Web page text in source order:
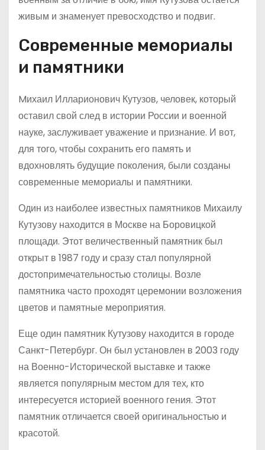
живым и знаменует превосходство и подвиг.
Современные мемориалы
и памятники
Mихаил Илларионович Кутузов, человек, который
оставил свой след в истории России и военной
науке, заслуживает уважение и признание. И вот,
для того, чтобы сохранить его память и
вдохновлять будущие поколения, были созданы
современные мемориалы и памятники.
Один из наиболее известных памятников Михаилу
Кутузову находится в Москве на Боровицкой
площади. Этот величественный памятник был
открыт в 1987 году и сразу стал популярной
достопримечательностью столицы. Возле
памятника часто проходят церемонии возложения
цветов и памятные мероприятия.
Еще один памятник Кутузову находится в городе
Санкт-Петербург. Он был установлен в 2003 году
на Военно-Исторической выставке и также
является популярным местом для тех, кто
интересуется историей военного гения. Этот
памятник отличается своей оригинальностью и
красотой.